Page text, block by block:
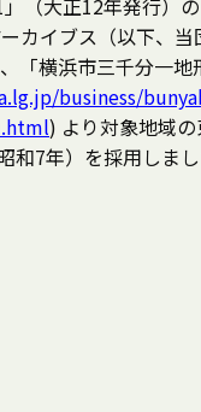
カイブス（以下、
「横浜市三千分一地
business/
) より対象地域の
7年）を採用しまし